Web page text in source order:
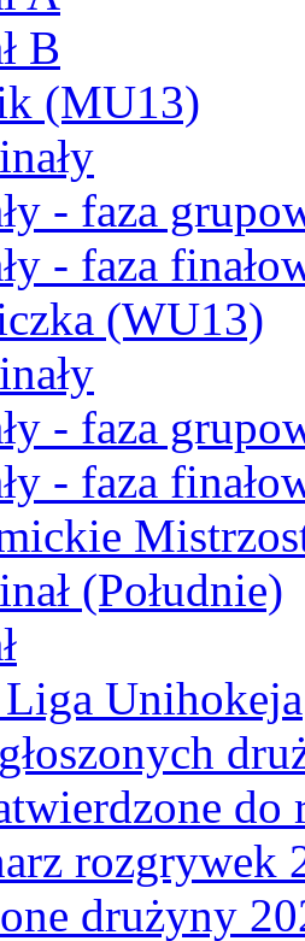
B
(MU13)
- faza
- faza
(WU13)
- faza
- faza
(Południe)
Liga Unihokeja
do
rozgrywek
drużyny